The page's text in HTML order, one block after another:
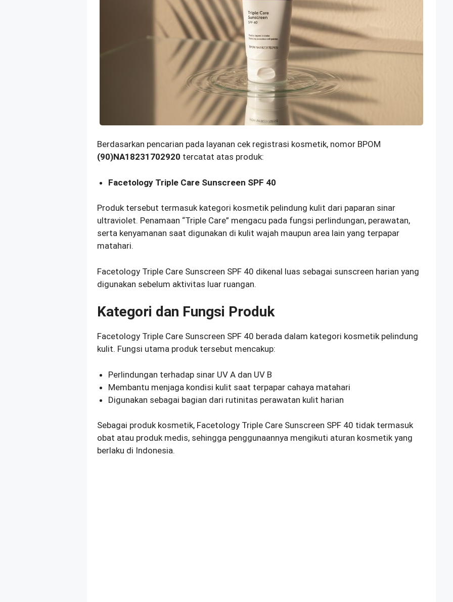
Berdasarkan pencarian pada layanan cek registrasi kosmetik, nomor BPOM
(90)NA18231702920 tercatat atas produk:
Facetology Triple Care Sunscreen SPF 40
Produk tersebut termasuk kategori kosmetik pelindung kulit dari paparan sinar
ultraviolet. Penamaan “Triple Care” mengacu pada fungsi perlindungan, perawatan,
serta kenyamanan saat digunakan di kulit wajah maupun area lain yang terpapar
matahari.
Facetology Triple Care Sunscreen SPF 40 dikenal luas sebagai sunscreen harian yang
digunakan sebelum aktivitas luar ruangan.
Kategori dan Fungsi Produk
Facetology Triple Care Sunscreen SPF 40 berada dalam kategori kosmetik pelindung
kulit. Fungsi utama produk tersebut mencakup:
Perlindungan terhadap sinar UV A dan UV B
Membantu menjaga kondisi kulit saat terpapar cahaya matahari
Digunakan sebagai bagian dari rutinitas perawatan kulit harian
Sebagai produk kosmetik, Facetology Triple Care Sunscreen SPF 40 tidak termasuk
obat atau produk medis, sehingga penggunaannya mengikuti aturan kosmetik yang
berlaku di Indonesia.